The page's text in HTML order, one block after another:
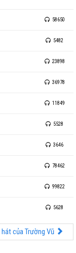
58650
5482
23898
36978
11849
5528
3646
78462
99822
5628
của Trường Vũ